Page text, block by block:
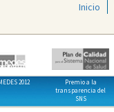
Inicio
2012
Premio a la
transparencia del
SNS